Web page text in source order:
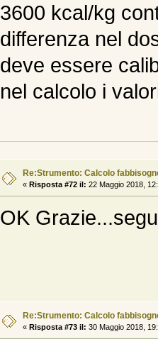
3600 kcal/kg
differenza nel
deve essere
nel calcolo i
Re:Strumento: Calcolo
« Risposta #72 il: 22 Maggio 2018,
OK
Re:Strumento: Calcolo
« Risposta #73 il: 30 Maggio 2018,